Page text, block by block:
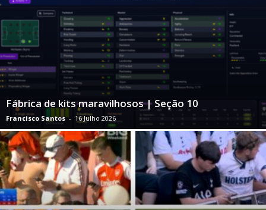
Fábrica de kits maravilhosos | Seção 10
Francisco Santos - 16 Julho 2026